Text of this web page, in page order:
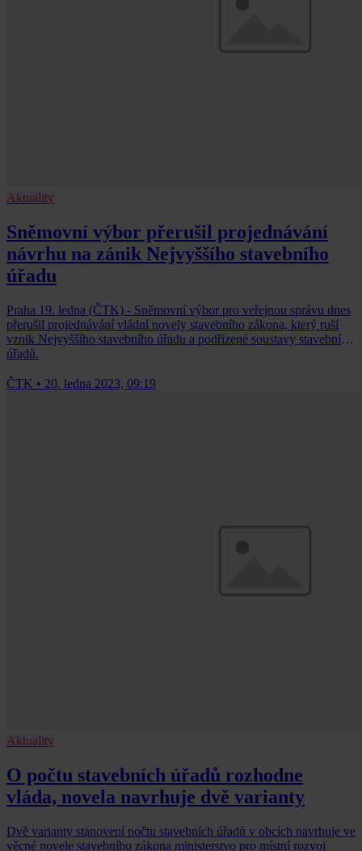
Aktuality
Sněmovní výbor přerušil projednávání
návrhu na zánik Nejvyššího stavebního
úřadu
Praha 19. ledna (ČTK) - Sněmovní výbor pro veřejnou správu dnes
přerušil projednávání vládní novely stavebního zákona, který ruší
vznik Nejvyššího stavebního úřadu a podřízené soustavy stavebních
úřadů.
ČTK • 20. ledna 2023, 09:19
Aktuality
O počtu stavebních úřadů rozhodne
vláda, novela navrhuje dvě varianty
Dvě varianty stanovení počtu stavebních úřadů v obcích navrhuje ve
věcné novele stavebního zákona ministerstvo pro místní rozvoj